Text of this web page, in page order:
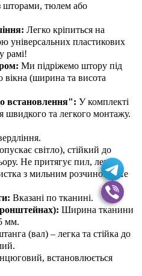
шторами, тюлем або
Легко кріпиться на
універсальних пластикових
рамі!
Ми підріжемо штору під
вікна (ширина та висота
встановлення": У комплекті
швидкого та легкого монтажу.
світло), стійкий до
Не притягує пил, легко
з мильним розчином). Не
Вказані по тканині.
Ширина тканини
мм.
(вал) – легка та стійка до
встановлюється